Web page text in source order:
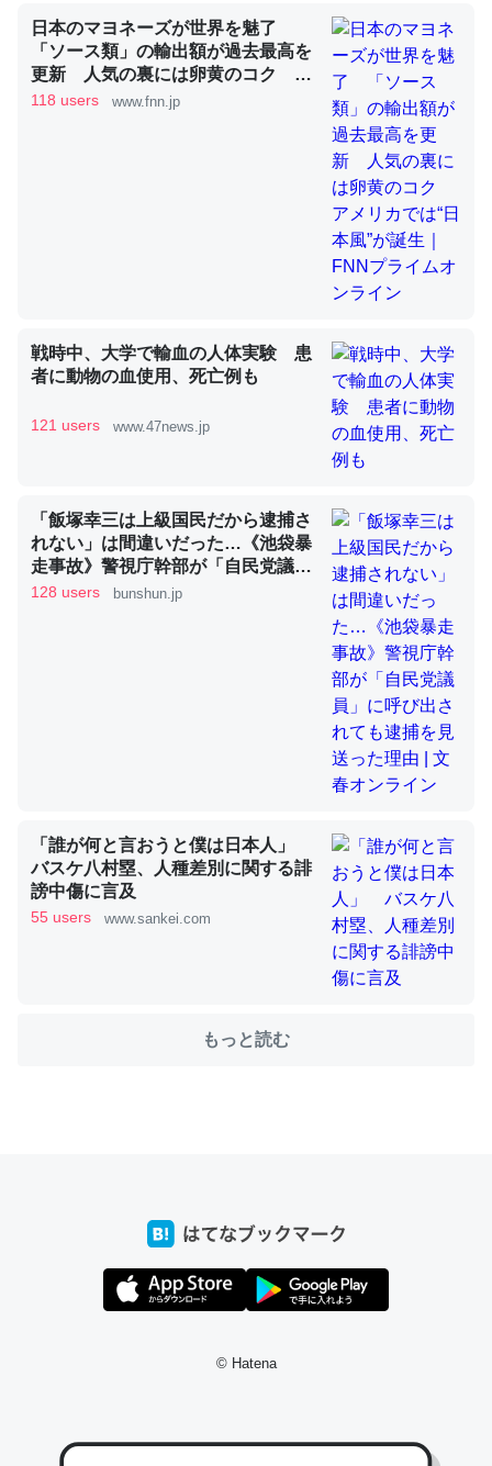
昆虫ってカルシウム少ないのか。知らんかった。調べたら
コオロギのカルシウム分はエビの600分の1程度。
─ニュース :: 【研究発表】昆虫学の大問題＝「昆虫はなぜ海にいな
論文では「淡水はカルシウムも酸素も不足してて両方に不
ずキチンを強化してる筈だが、酵素が違うのか？
─ニュース :: 【研究発表】昆虫学の大問題＝「昆虫はなぜ海にいな
これを元に考えるとカルシウムを大量に使う脊椎動物と貝
類は苦労してるんだな…。腹足類だと殻を無くしてナメク
ジになったり努力してるし。
─ニュース :: 【研究発表】昆虫学の大問題＝「昆虫はなぜ海にいな
ウチもEchoを実家に置いて４年。でたまに覗いてる。ぼ
位置情報を共有してる。電池残量や充電中かが分かるので
これ見て生きてるなって分かる。
─たまにLINEするくらいだった遠方の父67歳と僕。ITツール導入で
コミュニケーションが劇的に変化した｜tayorini by LIFULL介護
たいなのでネット環境作ったけどAlexaしか使わないので
日本のマヨネーズが世界を魅了
「ソース類」の輸出額が過去最高を
更新 人気の裏には卵黄のコク ア
メリカでは“日本風”が誕生｜FNNプ
118 users www.fnn.jp
戦時中、大学で輸血の人体実験 患
者に動物の血使用、死亡例も
121 users www.47news.jp
「飯塚幸三は上級国民だから逮捕さ
れない」は間違いだった…《池袋暴
走事故》警視庁幹部が「自民党議
員」に呼び出されても逮捕を見送っ
128 users bunshun.jp
「誰が何と言おうと僕は日本人」
バスケ八村塁、人種差別に関する誹
謗中傷に言及
55 users www.sankei.com
もっと読む
© Hatena